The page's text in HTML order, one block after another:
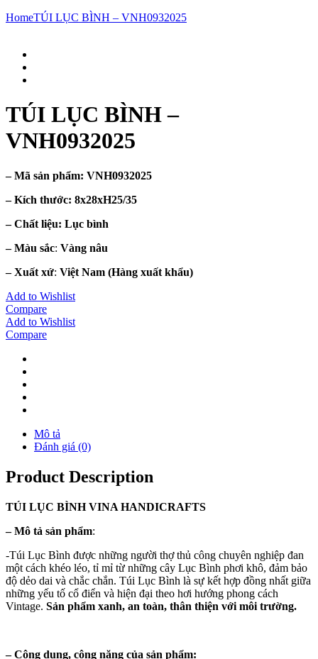
HomeTÚI LỤC BÌNH – VNH0932025
TÚI LỤC BÌNH –
VNH0932025
– Mã sản phẩm: VNH0932025
– Kích thước: 8x28xH25/35
– Chất liệu: Lục bình
– Màu sắc: Vàng nâu
– Xuất xứ: Việt Nam (Hàng xuất khẩu)
Add to Wishlist
Compare
Add to Wishlist
Compare
Mô tả
Đánh giá (0)
Product Description
TÚI LỤC BÌNHVINA HANDICRAFTS
–Mô tả sản phẩm:
-Túi Lục Bình được những người thợ thủ công chuyên nghiệp đan
một cách khéo léo, tỉ mỉ từ những cây Lục Bình phơi khô, đảm bảo
độ dẻo dai và chắc chắn. Túi Lục Bình là sự kết hợp đồng nhất giữa
những yếu tố cổ điển và hiện đại theo hơi hướng phong cách
Vintage. Sản phẩm xanh, an toàn, thân thiện với môi trường.
–Công dụng, công năng của sản phẩm: